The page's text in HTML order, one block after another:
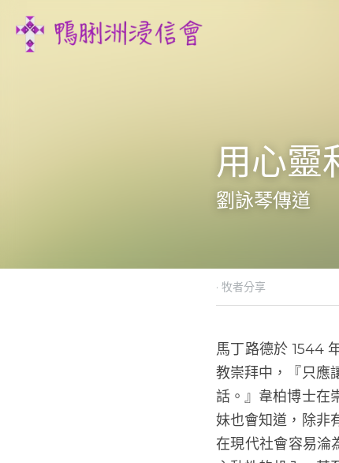
2015年3月15日 ·牧者分
馬丁路德於 1544
拜中，『只應讓
話。』韋柏博士